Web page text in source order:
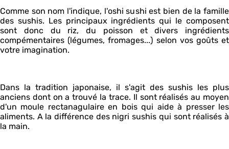
Comme son nom l'indique, l'oshi sushi est bien de la famille
des sushis. Les principaux ingrédients qui le composent
sont donc du riz, du poisson et divers ingrédients
compémentaires (légumes, fromages...) selon vos goûts et
votre imagination.
Dans la tradition japonaise, il s'agit des sushis les plus
anciens dont on a trouvé la trace. Il sont réalisés au moyen
d'un moule rectanagulaire en bois qui aide à presser les
aliments. A la différence des nigri sushis qui sont réalisés à
la main.